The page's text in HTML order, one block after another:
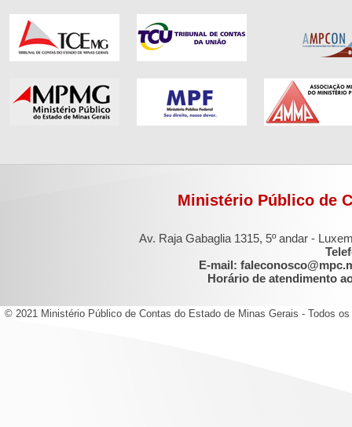
Ministério Público de
Av. Raja Gabaglia 1315, 5º andar -
E-mail:
Horário de atendimento
© 2021 Ministério Público de Contas do Estado de Minas Gerais - Todos